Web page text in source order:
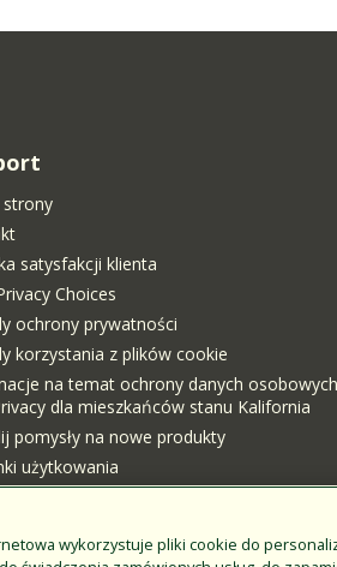
strony
satysfakcji klienta
Choices
ochrony prywatności
korzystania z plików cookie
na temat ochrony danych
dla mieszkańców stanu Kalifornia
pomysły na nowe produkty
użytkowania
wykorzystuje pliki cookie do